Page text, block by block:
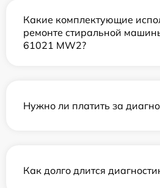
Какие комплектующие
ремонте стиральной
61021 MW2?
Нужно ли платить за
Как долго длится